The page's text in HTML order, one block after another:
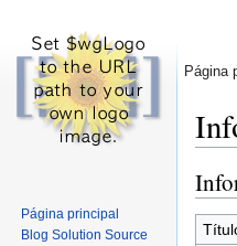
Página
Página principal
Blog Solution Source